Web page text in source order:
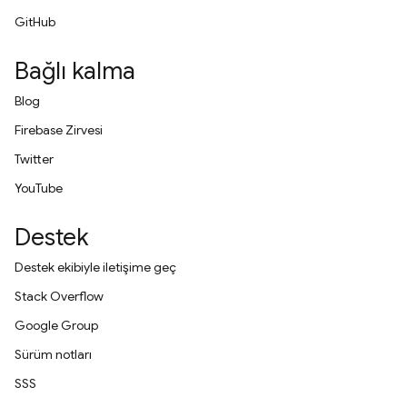
GitHub
Bağlı kalma
Blog
Firebase Zirvesi
Twitter
YouTube
Destek
Destek ekibiyle iletişime geç
Stack Overflow
Google Group
Sürüm notları
SSS